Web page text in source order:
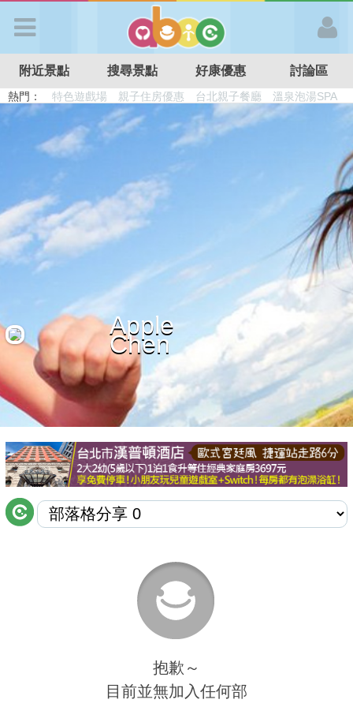
APP登入
首 頁
搜尋景點
好康優惠
最新留言
商家合作
推薦景點
討論區
聯絡我們
附近景點 搜尋景點 好康優惠 討論區
熱門：
Apple
Chen
抱歉～
目前並無加入任何部